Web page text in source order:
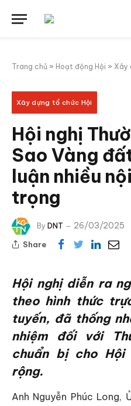
Trang chủ » Hoạt động Hội » Xây
Xây dựng tổ chức Hội
Hội nghị
Sao Vàng
luận nhiều
trọng
By DNT 26/03/2025
Share
Hội nghị diễn ra
theo hình thức
tuyến, đã thống
nhiệm đối với
chuẩn bị cho Hội
rộng.
Anh Nguyễn Phúc Long,